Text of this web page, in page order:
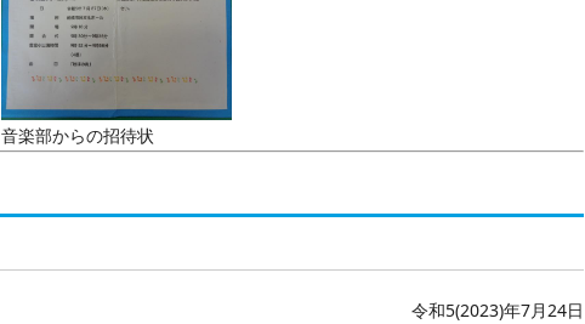
音楽部からの招待状
令和5(2023)年7月24日